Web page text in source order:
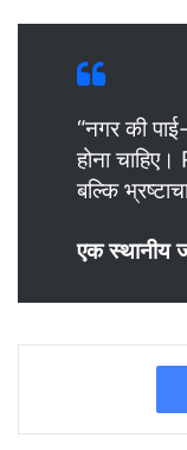
“नगर की
होना चाहिए।
बल्कि
एक स्थानीय